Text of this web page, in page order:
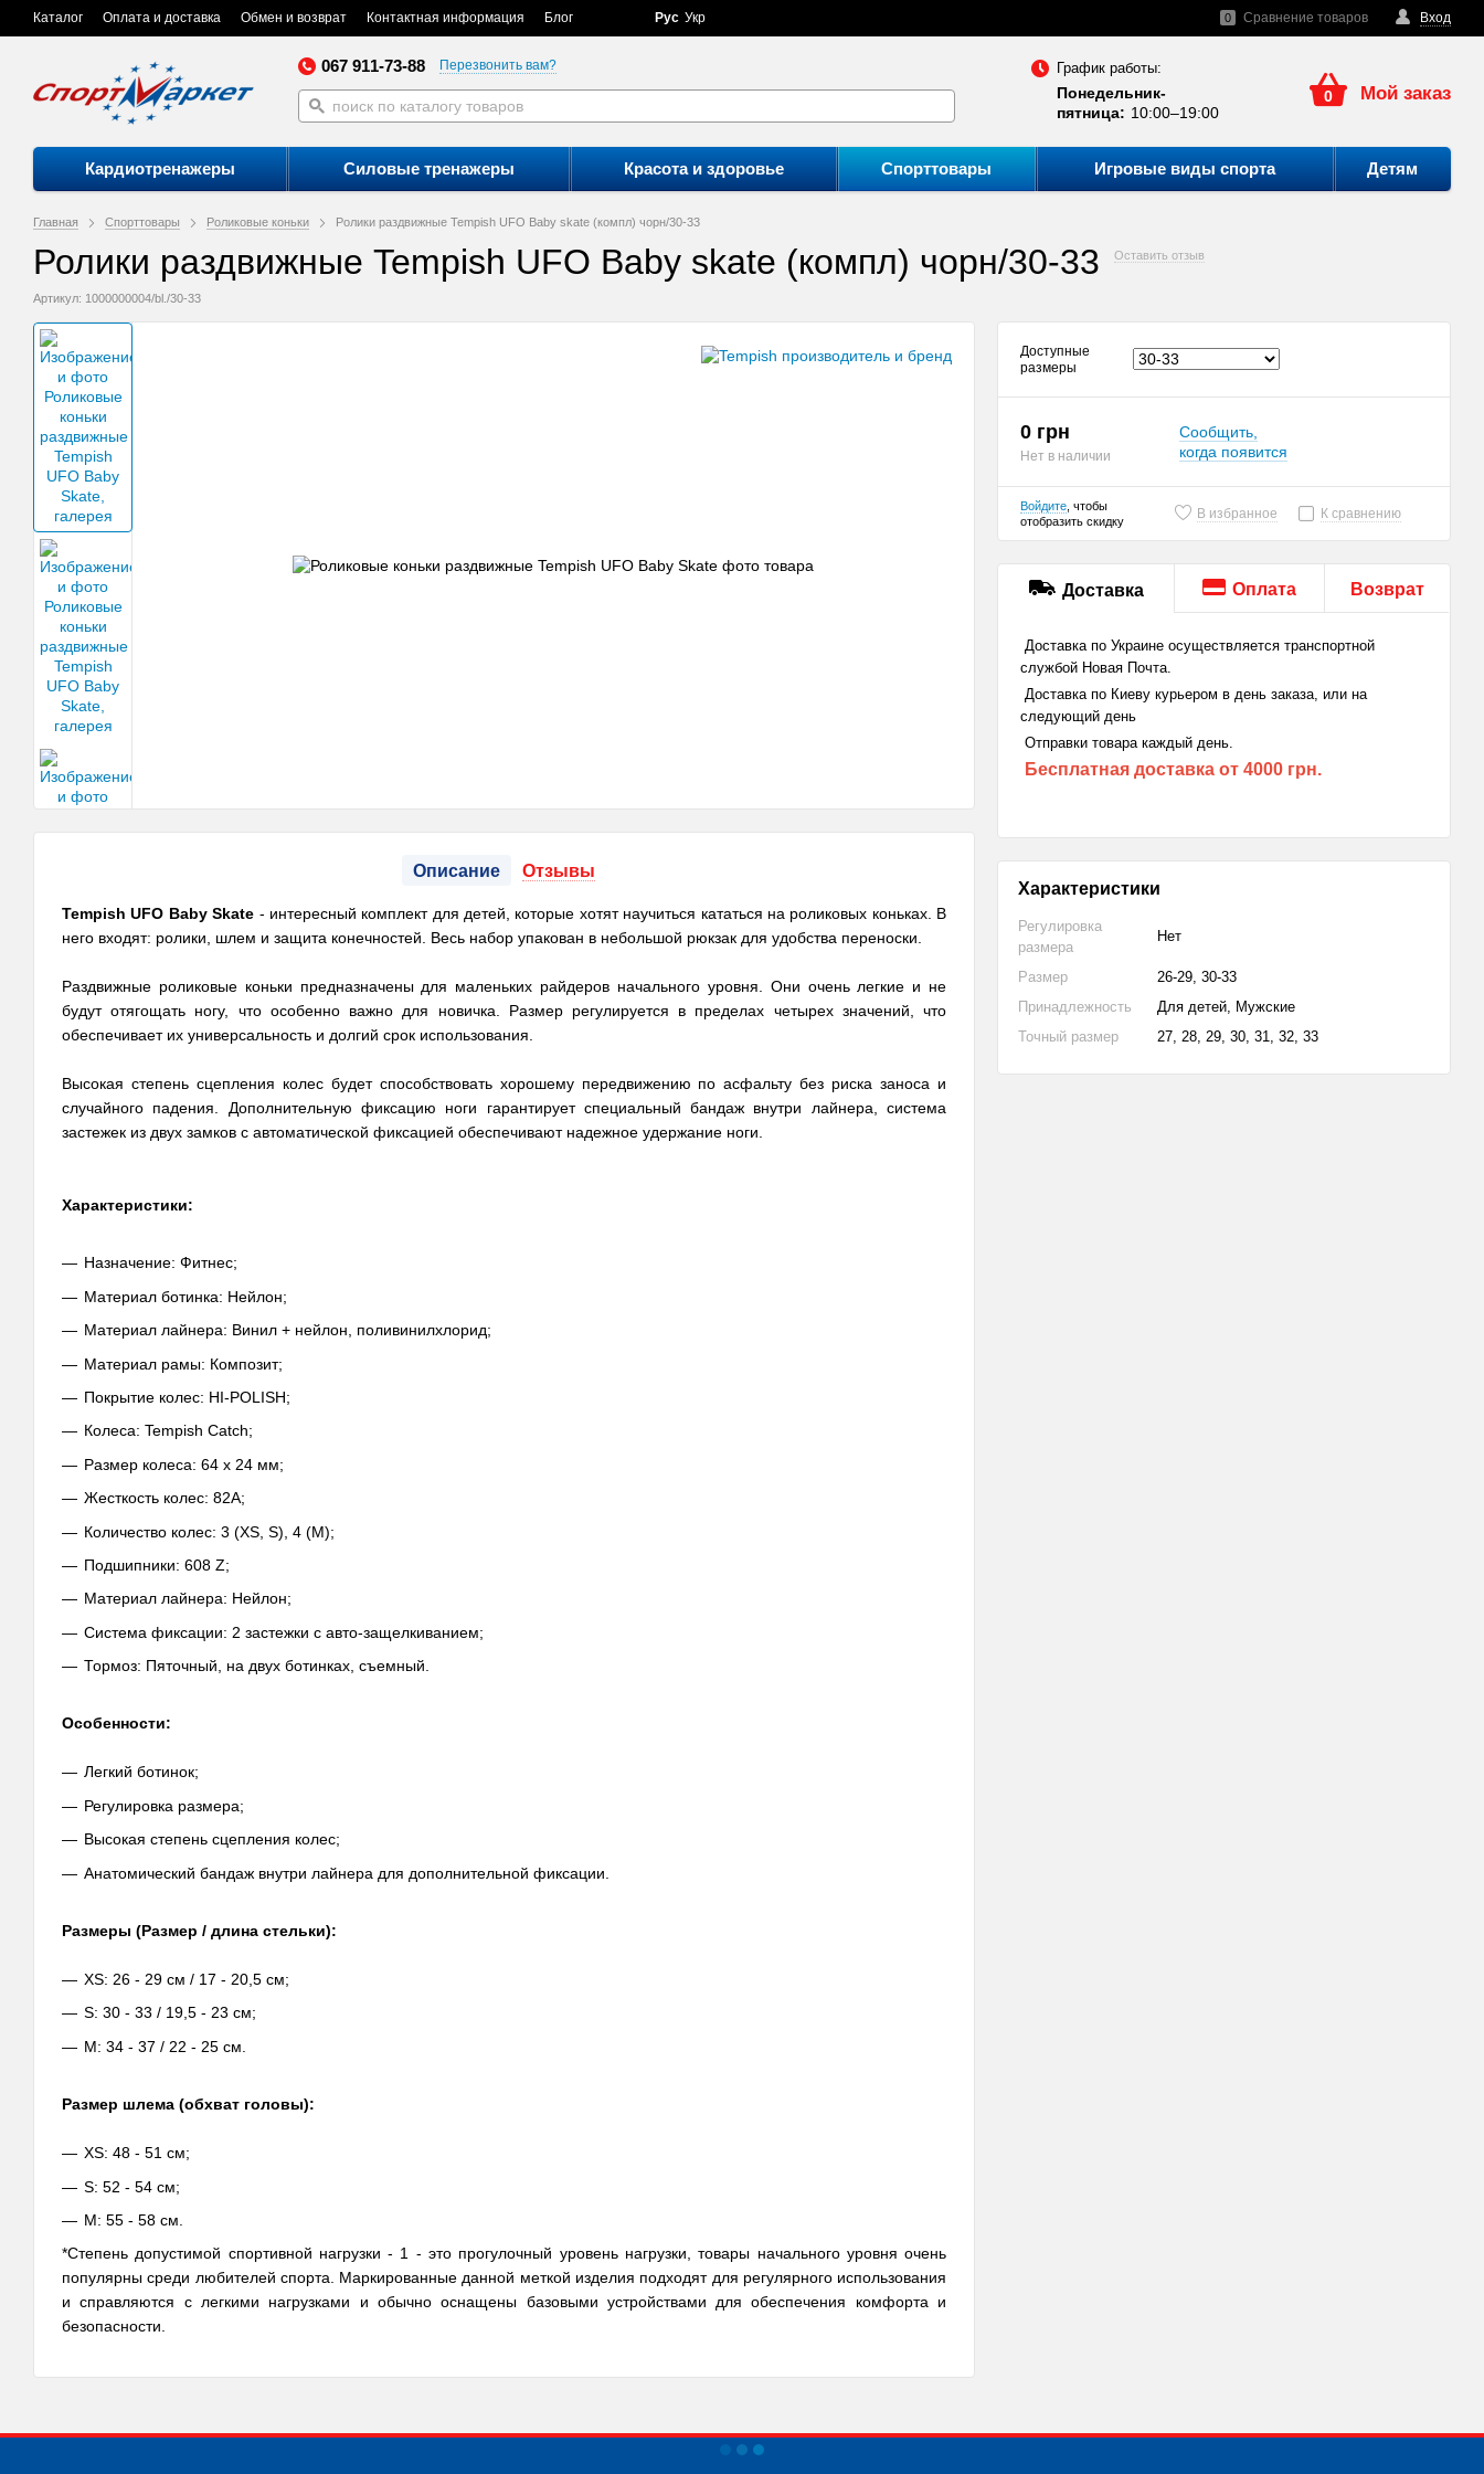
Каталог Оплата и доставка Обмен и возврат Контактная информация Блог Вход
0 Сравнение товаров
Рус Укр
067 911-73-88 Перезвонить вам? График работы:
Понедельник-
пятница: 10:00–19:00
0 Мой заказ
Кардиотренажеры Силовые тренажеры Красота и здоровье Спорттовары Игровые виды спорта Детям
Главная Спорттовары Роликовые коньки Ролики раздвижные Tempish UFO Baby skate (компл) чорн/30-33
Ролики раздвижные Tempish UFO Baby skate (компл) чорн/30-33 Оставить отзыв
Артикул: 1000000004/bl./30-33
Описание Отзывы
Tempish UFO Baby Skate - интересный комплект для детей, которые хотят научиться кататься на роликовых коньках. В
него входят: ролики, шлем и защита конечностей. Весь набор упакован в небольшой рюкзак для удобства переноски.
Раздвижные роликовые коньки предназначены для маленьких райдеров начального уровня. Они очень легкие и не
будут отягощать ногу, что особенно важно для новичка. Размер регулируется в пределах четырех значений, что
обеспечивает их универсальность и долгий срок использования.
Высокая степень сцепления колес будет способствовать хорошему передвижению по асфальту без риска заноса и
случайного падения. Дополнительную фиксацию ноги гарантирует специальный бандаж внутри лайнера, система
застежек из двух замков с автоматической фиксацией обеспечивают надежное удержание ноги.
Характеристики:
Назначение: Фитнес;
Материал ботинка: Нейлон;
Материал лайнера: Винил + нейлон, поливинилхлорид;
Материал рамы: Композит;
Покрытие колес: HI-POLISH;
Колеса: Tempish Catch;
Размер колеса: 64 х 24 мм;
Жесткость колес: 82А;
Количество колес: 3 (XS, S), 4 (M);
Подшипники: 608 Z;
Материал лайнера: Нейлон;
Система фиксации: 2 застежки с авто-защелкиванием;
Тормоз: Пяточный, на двух ботинках, съемный.
Особенности:
Легкий ботинок;
Регулировка размера;
Высокая степень сцепления колес;
Анатомический бандаж внутри лайнера для дополнительной фиксации.
Размеры (Размер / длина стельки):
XS: 26 - 29 см / 17 - 20,5 см;
S: 30 - 33 / 19,5 - 23 см;
M: 34 - 37 / 22 - 25 см.
Размер шлема (обхват головы):
XS: 48 - 51 см;
S: 52 - 54 см;
M: 55 - 58 см.
*Степень допустимой спортивной нагрузки - 1 - это прогулочный уровень нагрузки, товары начального уровня очень
популярны среди любителей спорта. Маркированные данной меткой изделия подходят для регулярного использования
и справляются с легкими нагрузками и обычно оснащены базовыми устройствами для обеспечения комфорта и
безопасности.
Доступные
размеры
0 грн
Нет в наличии
Сообщить,
когда появится
Войдите , чтобы
отобразить скидку
В избранное К сравнению
Доставка Оплата Возврат
Доставка по Украине осуществляется транспортной
службой Новая Почта.
Доставка по Киеву курьером в день заказа, или на
следующий день
Отправки товара каждый день.
Бесплатная доставка от 4000 грн.
Характеристики
Регулировка
размера
Нет
Размер
26-29, 30-33
Принадлежность
Для детей, Мужские
Точный размер
27, 28, 29, 30, 31, 32, 33